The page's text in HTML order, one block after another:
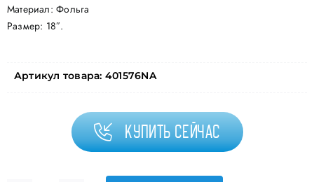
Материал: Фольга
Размер: 18″.
Артикул товара: 401576NA
Купить сейчас